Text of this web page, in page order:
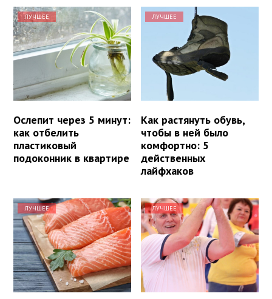
ЛУЧШЕЕ
Ослепит через 5 минут:
как отбелить
пластиковый
подоконник в квартире
ЛУЧШЕЕ
Как растянуть обувь,
чтобы в ней было
комфортно: 5
действенных
лайфхаков
ЛУЧШЕЕ ЛУЧШЕЕ